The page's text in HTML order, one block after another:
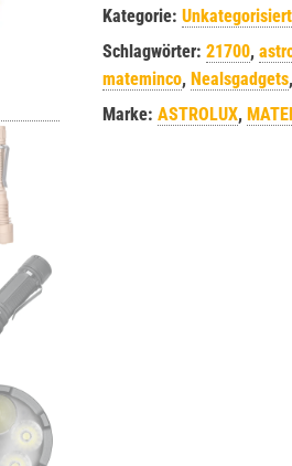
Kategorie: Unkategorisiert
Schlagwörter: 21700,
mateminco, Nealsgadgets,
Marke: ASTROLUX,